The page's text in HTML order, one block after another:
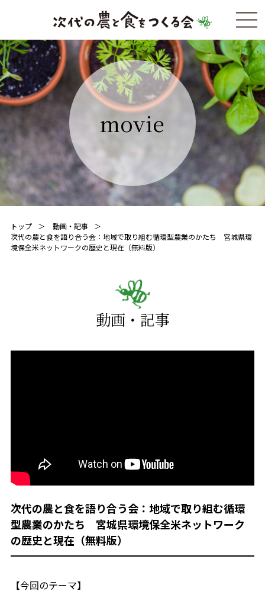
movie
トップ
動画・記事
次代の農と食を語り合う会：地域で取り組む循環型農業のかたち 宮城県環
境保全米ネットワークの歴史と現在（無料版）
動画・記事
次代の農と食を語り合う会：地域で取り組む循環
型農業のかたち 宮城県環境保全米ネットワーク
の歴史と現在（無料版）
【今回のテーマ】